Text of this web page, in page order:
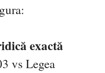
exactă
vs Legea